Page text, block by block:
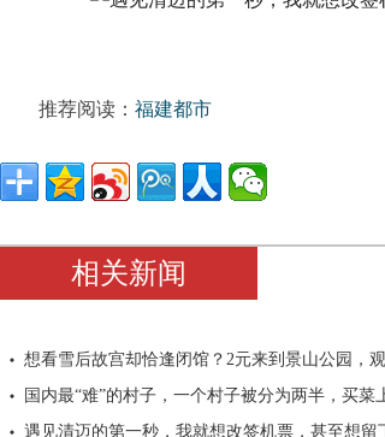
推荐阅读： 福建都市
相关新闻
想看雪后故宫却恰逢闭馆？2元来到景山公园，
国内最“难”的村子，一个村子被分为两半，买菜
遇见清迈的第一秒，我就想改签机票，甚至想留